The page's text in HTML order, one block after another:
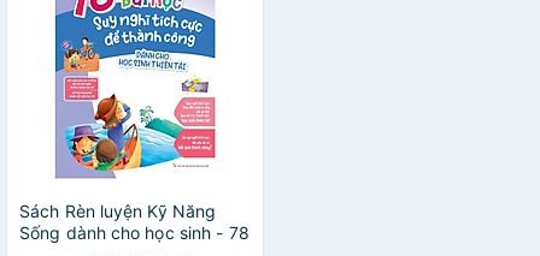
Sách Rèn luyện Kỹ Năng
Sống dành cho học sinh - 78